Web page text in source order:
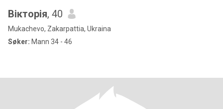
Вікторія, 40
Mukachevo, Zakarpattia, Ukraina
Søker: Mann 34 - 46